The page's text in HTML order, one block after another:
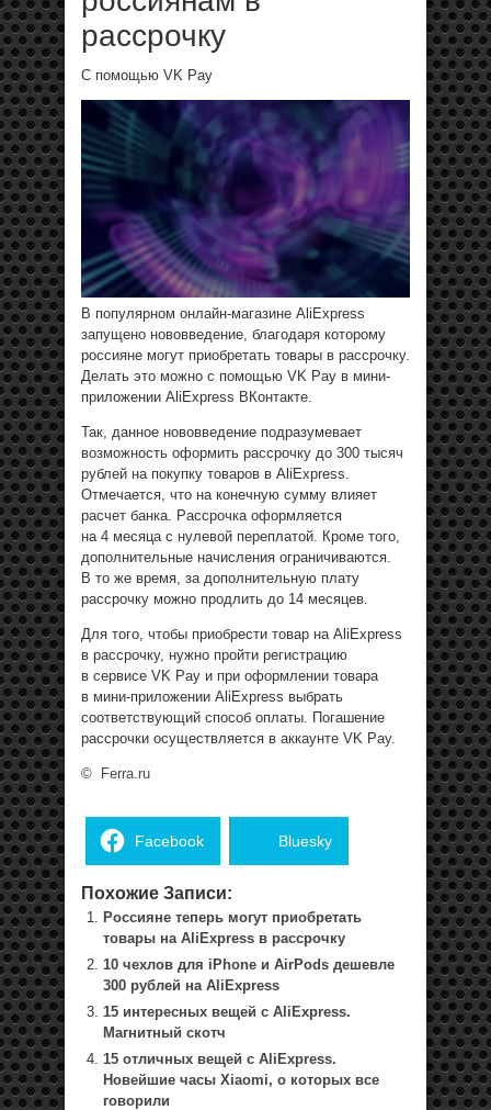
рассрочку
С помощью VK Pay
В популярном онлайн-магазине AliExpress
запущено нововведение, благодаря которому
россияне могут приобретать товары в рассрочку.
Делать это можно с помощью VK Pay в мини-
приложении AliExpress ВКонтакте.
Так, данное нововведение подразумевает
возможность оформить рассрочку до 300 тысяч
рублей на покупку товаров в AliExpress.
Отмечается, что на конечную сумму влияет
расчет банка. Рассрочка оформляется
на 4 месяца с нулевой переплатой. Кроме того,
дополнительные начисления ограничиваются.
В то же время, за дополнительную плату
рассрочку можно продлить до 14 месяцев.
Для того, чтобы приобрести товар на AliExpress
в рассрочку, нужно пройти регистрацию
в сервисе VK Pay и при оформлении товара
в мини-приложении AliExpress выбрать
соответствующий способ оплаты. Погашение
рассрочки осуществляется в аккаунте VK Pay.
© Ferra.ru
Facebook Bluesky
Похожие Записи:
Россияне теперь могут приобретать
товары на AliExpress в рассрочку
10 чехлов для iPhone и AirPods дешевле
300 рублей на AliExpress
15 интересных вещей с AliExpress.
Магнитный скотч
15 отличных вещей с AliExpress.
Новейшие часы Xiaomi, о которых все
говорили